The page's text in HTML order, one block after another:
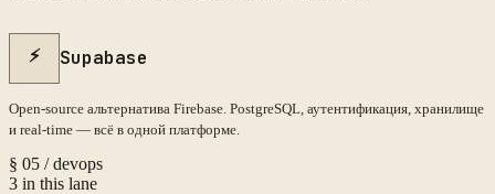
⚡ Supabase
Open-source альтернатива Firebase. PostgreSQL, аутентификация, хранилище
и real-time — всё в одной платформе.
§ 05 /devops
3 in this lane